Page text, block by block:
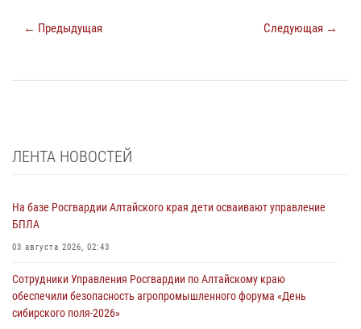
← Предыдущая Следующая →
ЛЕНТА НОВОСТЕЙ
На базе Росгвардии Алтайского края дети осваивают управление
БПЛА
03 августа 2026, 02:43
Сотрудники Управления Росгвардии по Алтайскому краю
обеспечили безопасность агропромышленного форума «День
сибирского поля-2026»